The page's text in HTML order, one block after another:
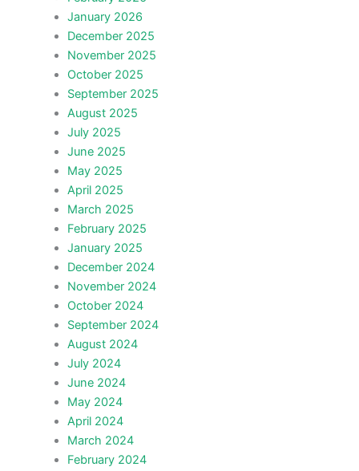
January 2026
December 2025
November 2025
October 2025
September 2025
August 2025
July 2025
June 2025
May 2025
April 2025
March 2025
February 2025
January 2025
December 2024
November 2024
October 2024
September 2024
August 2024
July 2024
June 2024
May 2024
April 2024
March 2024
February 2024